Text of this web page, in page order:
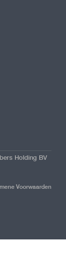
Holding BV
Voorwaarden